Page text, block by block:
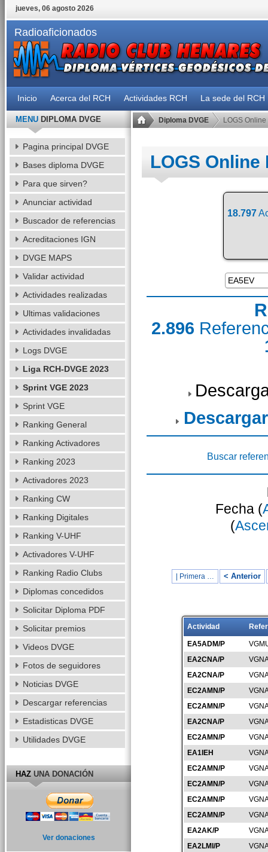
jueves, 06 agosto 2026
Radioaficionados
Inicio Acerca del RCH Actividades RCH La sede del RCH
Diploma DVGE LOGS Online
LOGS Online
18.797
2.896
Buscar
Fecha (
(
| Primera … < Anterior
Actividad
EA5ADM/P
EA2CNA/P
EA2CNA/P
EC2AMN/P
EC2AMN/P
EA2CNA/P
EC2AMN/P
EA1IEH
EC2AMN/P
EC2AMN/P
EC2AMN/P
EC2AMN/P
EA2AK/P
EA2LMI/P
MENUDIPLOMA DVGE
Pagina principal DVGE
Bases diploma DVGE
Para que sirven?
Anunciar actividad
Buscador de referencias
Acreditaciones IGN
DVGE MAPS
Validar actividad
Actividades realizadas
Ultimas validaciones
Actividades invalidadas
Logs DVGE
Liga RCH-DVGE 2023
Sprint VGE 2023
Sprint VGE
Ranking General
Ranking Activadores
Ranking 2023
Activadores 2023
Ranking CW
Ranking Digitales
Ranking V-UHF
Activadores V-UHF
Ranking Radio Clubs
Diplomas concedidos
Solicitar Diploma PDF
Solicitar premios
Videos DVGE
Fotos de seguidores
Noticias DVGE
Descargar referencias
Estadisticas DVGE
Utilidades DVGE
HAZUNA DONACIÓN
Ver donaciones